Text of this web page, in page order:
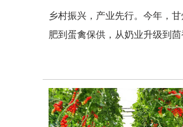
乡村振兴，产业先行。今年，
肥到蛋禽保供，从奶业升级到